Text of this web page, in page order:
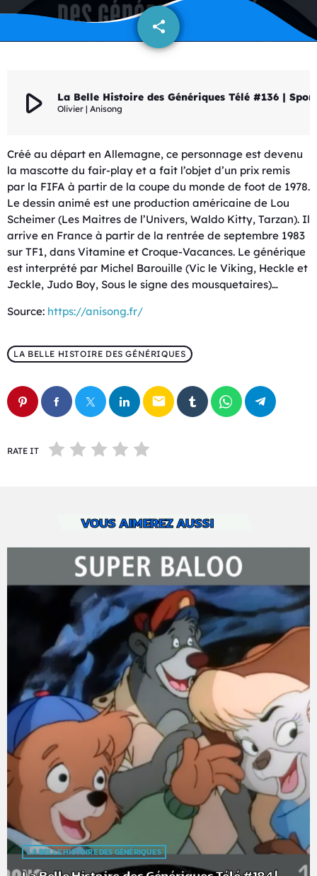
share
email
play_arrow Olivier | Anisong
Créé au départ en Allemagne, ce personnage est devenu
la mascotte du fair-play et a fait l’objet d’un prix remis
par la FIFA à partir de la coupe du monde de foot de 1978.
Le dessin animé est une production américaine de Lou
Scheimer (Les Maitres de l’Univers, Waldo Kitty, Tarzan). Il
arrive en France à partir de la rentrée de septembre 1983
sur TF1, dans Vitamine et Croque-Vacances. Le générique
est interprété par Michel Barouille (Vic le Viking, Heckle et
Jeckle, Judo Boy, Sous le signe des mousquetaires)…
Source: https://anisong.fr/
LA BELLE HISTOIRE DES GÉNÉRIQUES
email
RATE IT
VOUS AIMEREZ AUSSI
LA BELLE HISTOIRE DES GÉNÉRIQUES